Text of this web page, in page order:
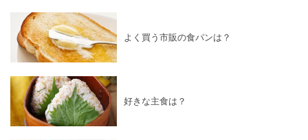
よく買う市販の食パンは？
好きな主食は？